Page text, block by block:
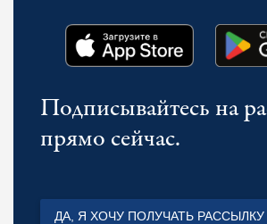
Подписывайтесь на
прямо сейчас.
ДА, Я ХОЧУ ПОЛУЧАТЬ РАССЫЛКУ